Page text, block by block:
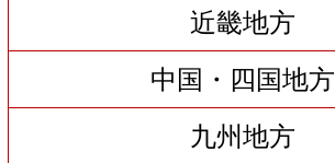
近畿地方
中国・四国地方
九州地方